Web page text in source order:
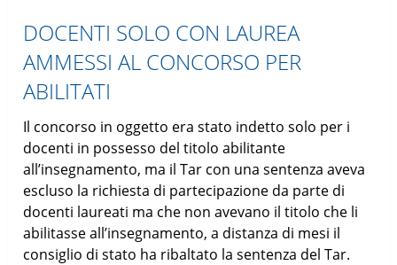
DOCENTI SOLO CON LAUREA
AMMESSI AL CONCORSO PER
ABILITATI
Il concorso in oggetto era stato indetto solo per i
docenti in possesso del titolo abilitante
all’insegnamento, ma il Tar con una sentenza aveva
escluso la richiesta di partecipazione da parte di
docenti laureati ma che non avevano il titolo che li
abilitasse all’insegnamento, a distanza di mesi il
consiglio di stato ha ribaltato la sentenza del Tar.